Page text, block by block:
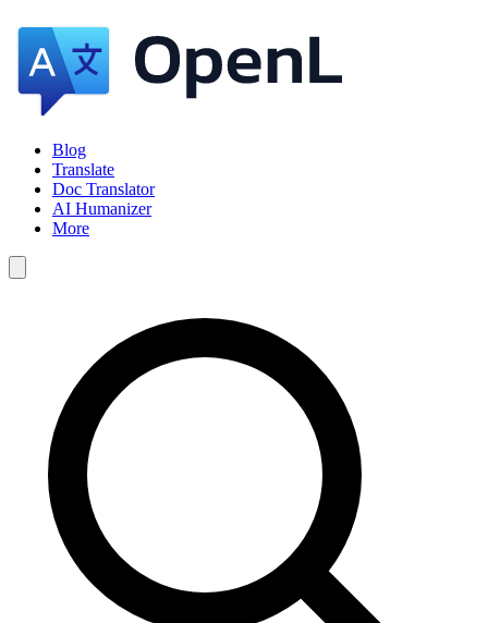
Blog
Translate
Doc Translator
AI Humanizer
More